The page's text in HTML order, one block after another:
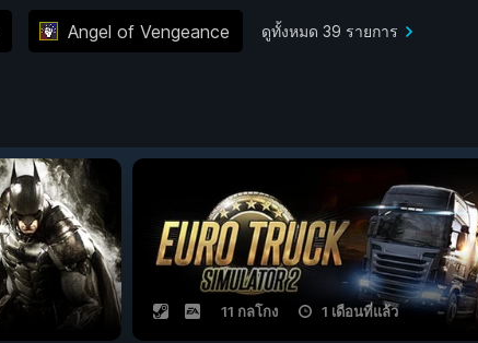
Angel of Vengeance ดูทั้งหมด 39 รายการ
11 กลโกง 1 เดือนที่แล้ว